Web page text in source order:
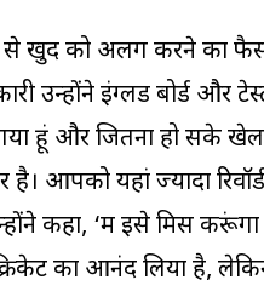
खुद को अलग करने का
उन्होंने इंग्लैंड बोर्ड और
गया हूं और जितना हो सके
है। आपको यहां ज्यादा
कहा, ‘मैं इसे मिस
का आनंद लिया है,